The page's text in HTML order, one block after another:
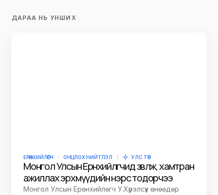
ДАРАА НЬ УНШИХ
ЕРӨНХИЙЛӨГЧ ОНЦЛОХ НИЙТЛЭЛ УЛС ТӨР
Монгол Улсын Ерөнхийлөгчид зөвлөж, хамтран
ажиллах эрхмүүдийн нэрс тодорчээ
Монгол Улсын Ерөнхийлөгч У.Хүрэлсүх өнөөдөр